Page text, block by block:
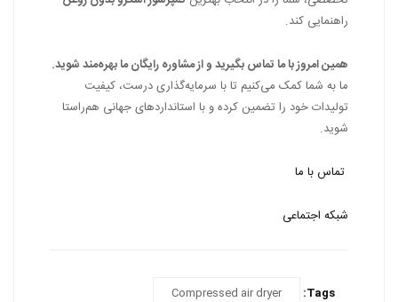
راهنمایی کند.
همین امروز با ما تماس بگیرید و از مشاوره رایگان ما بهره‌مند شوید.
ما به شما کمک می‌کنیم تا با سرمایه‌گذاری درست، کیفیت
تولیدات خود را تضمین کرده و با استانداردهای جهانی هم‌راستا
شوید.
تماس با ما
شبکه اجتماعی
Tags:
Compressed air dryer